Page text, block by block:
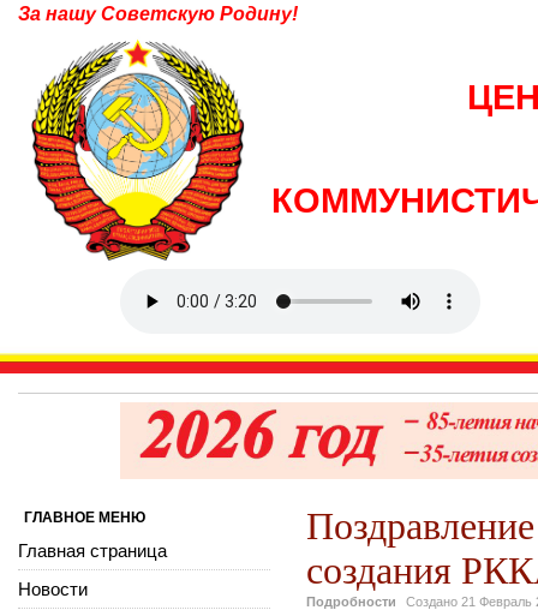
За нашу Советскую Родину!
создания
Подробности Создано 21 Февраль
ГЛАВНОЕ МЕНЮ
Главная страница
Новости